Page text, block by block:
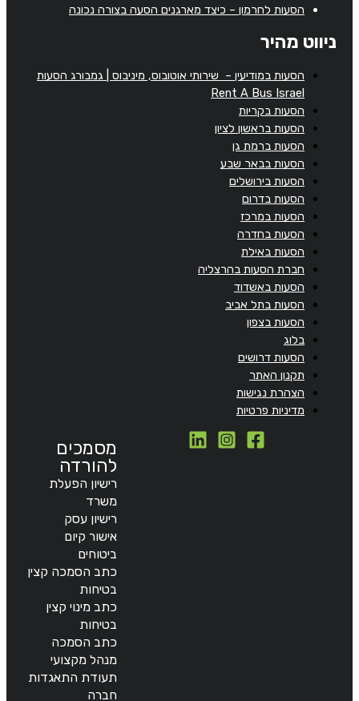
הסעות לחרמון – כיצד מארגנים הסעה בצורה נכונה
ניווט מהיר
הסעות במודיעין – שירותי אוטובוס, מיניבוס | גמבורג הסעות
Rent A Bus Israel
הסעות בקריות
הסעות בראשון לציון
הסעות ברמת גן
הסעות בבאר שבע
הסעות בירושלים
הסעות בדרום
הסעות במרכז
הסעות בחדרה
הסעות באילת
חברת הסעות בהרצליה
הסעות באשדוד
הסעות בתל אביב
הסעות בצפון
בלוג
הסעות דרושים
תקנון האתר
הצהרת נגישות
מדיניות פרטיות
מסמכים
להורדה
רישיון הפעלת
משרד
רישיון עסק
אישור קיום
ביטוחים
כתב הסמכה קצין
בטיחות
כתב מינוי קצין
בטיחות
כתב הסמכה
מנהל מקצועי
תעודת התאגדות
חברה